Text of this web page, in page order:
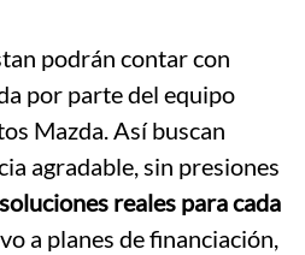
podrán contar con
por parte del equipo
Mazda. Así buscan
agradable, sin presiones
reales para cada
a planes de financiación,